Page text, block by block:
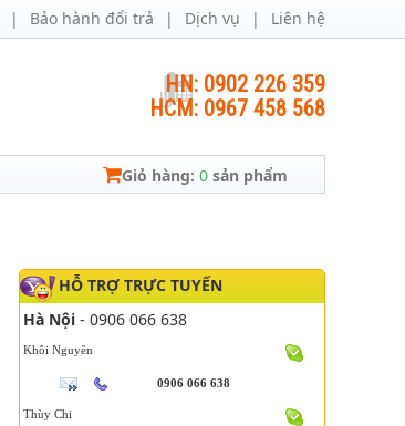
Bảo hành đổi trả Dịch vụ Liên hệ
HN: 0902 226 359
HCM: 0967 458 568
Giỏ hàng: 0 sản phẩm
HỖ TRỢ TRỰC TUYẾN
Hà Nội - 0906 066 638
Khôi Nguyên
0906 066 638
Thùy Chi